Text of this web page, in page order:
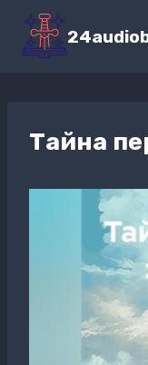
Перейти
содержимому
Тайна